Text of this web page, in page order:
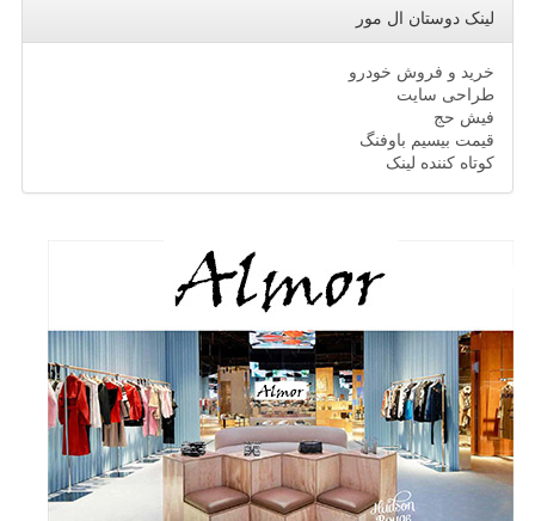
لینک دوستان ال مور
خرید و فروش خودرو
طراحی سایت
فیش حج
قیمت بیسیم باوفنگ
کوتاه کننده لینک